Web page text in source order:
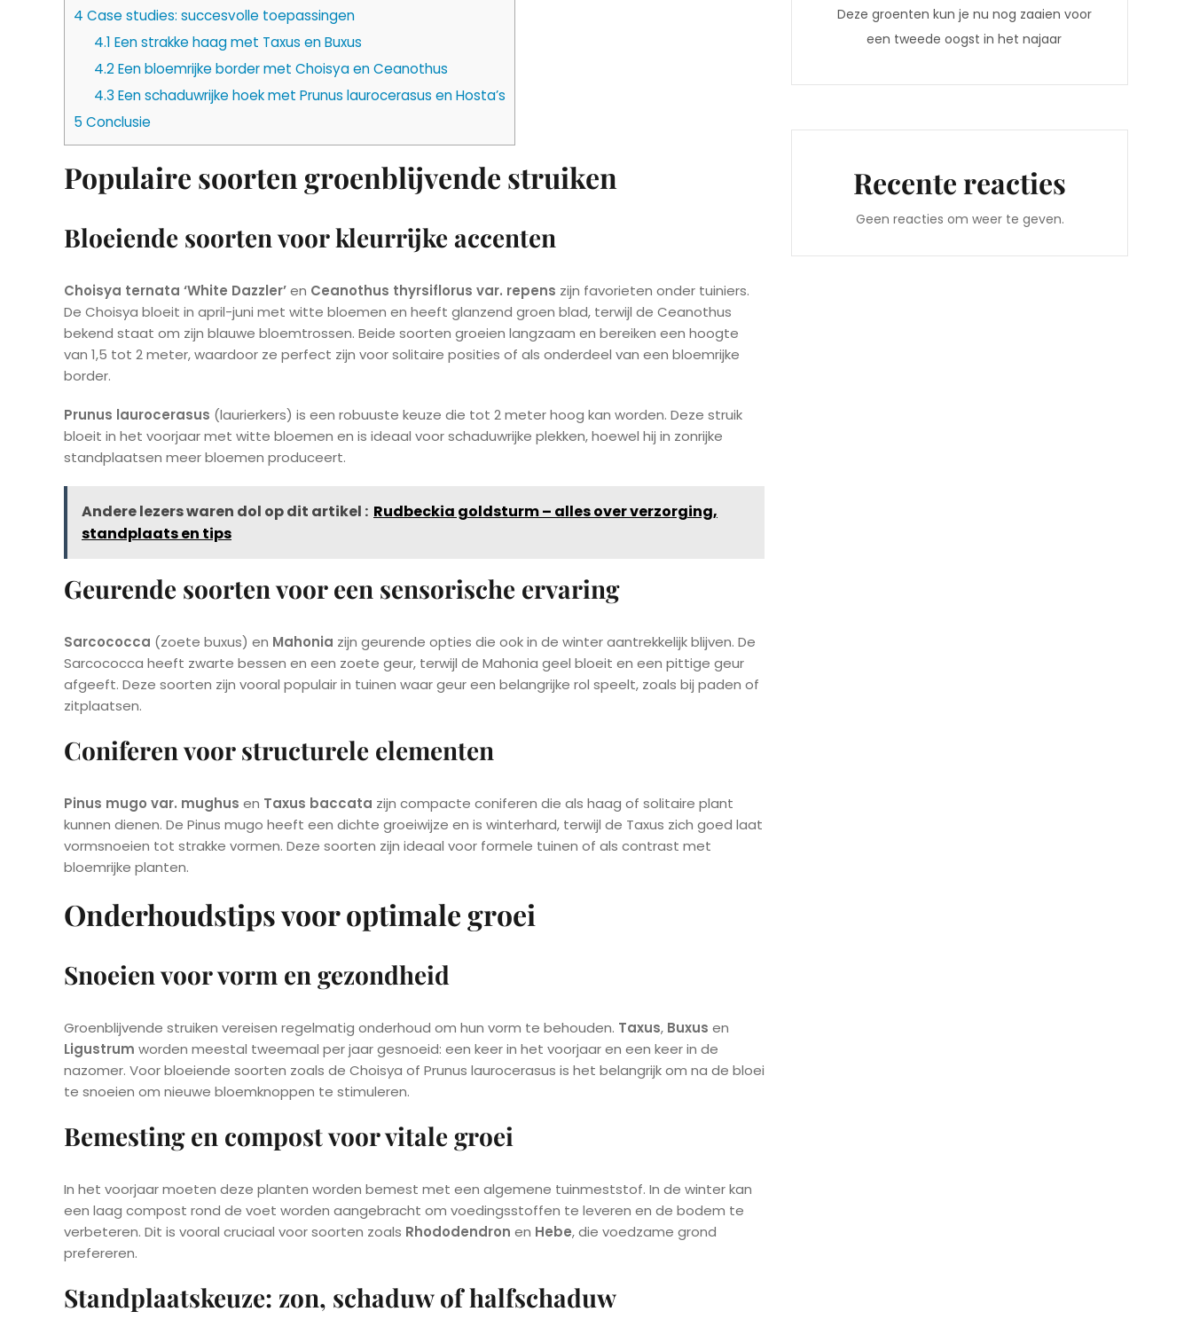
4 Case studies: succesvolle toepassingen
4.1 Een strakke haag met Taxus en Buxus
4.2Een bloemrijke border met Choisya en Ceanothus
4.3 Een schaduwrijke hoek met Prunus laurocerasus en Hosta’s
5 Conclusie
Populaire soorten groenblijvende struiken
Bloeiende soorten voor kleurrijke accenten
Choisya ternata ‘White Dazzler’en Ceanothus thyrsiflorus var. repens zijn favorieten onder tuiniers.
De Choisya bloeit in april-juni met witte bloemen en heeft glanzend groen blad, terwijl de Ceanothus
bekend staat om zijn blauwe bloemtrossen. Beide soorten groeien langzaam en bereiken een hoogte
van 1,5 tot 2 meter, waardoor ze perfect zijn voor solitaire posities of als onderdeel van een bloemrijke
border.
Prunus laurocerasus (laurierkers) is een robuuste keuze die tot 2 meter hoog kan worden. Deze struik
bloeit in het voorjaar met witte bloemen en is ideaal voor schaduwrijke plekken, hoewel hij in zonrijke
standplaatsen meer bloemen produceert.
Andere lezers waren dol op dit artikel : Rudbeckia goldsturm – alles over verzorging,
standplaats en tips
Geurende soorten voor een sensorische ervaring
Sarcococca (zoete buxus) en Mahonia zijn geurende opties die ook in de winter aantrekkelijk blijven. De
Sarcococca heeft zwarte bessen en een zoete geur, terwijl de Mahonia geel bloeit en een pittige geur
afgeeft. Deze soorten zijn vooral populair in tuinen waar geur een belangrijke rol speelt, zoals bij paden of
zitplaatsen.
Coniferen voor structurele elementen
Pinus mugo var. mughus en Taxus baccata zijn compacte coniferen die als haag of solitaire plant
kunnen dienen. De Pinus mugo heeft een dichte groeiwijze en is winterhard, terwijl de Taxus zich goed laat
vormsnoeien tot strakke vormen. Deze soorten zijn ideaal voor formele tuinen of als contrast met
bloemrijke planten.
Onderhoudstips voor optimale groei
Snoeien voor vorm en gezondheid
Groenblijvende struiken vereisen regelmatig onderhoud om hun vorm te behouden. Taxus, Buxus en
Ligustrum worden meestal tweemaal per jaar gesnoeid: een keer in het voorjaar en een keer in de
nazomer. Voor bloeiende soorten zoals de Choisya of Prunus laurocerasus is het belangrijk om na de bloei
te snoeien om nieuwe bloemknoppen te stimuleren.
Bemesting en compost voor vitale groei
In het voorjaar moeten deze planten worden bemest met een algemene tuinmeststof. In de winter kan
een laag compost rond de voet worden aangebracht om voedingsstoffen te leveren en de bodem te
verbeteren. Dit is vooral cruciaal voor soorten zoals Rhododendron en Hebe, die voedzame grond
prefereren.
Standplaatskeuze: zon, schaduw of halfschaduw
Deze groenten kun je nu nog zaaien voor
een tweede oogst in het najaar
Recente reacties
Geen reacties om weer te geven.